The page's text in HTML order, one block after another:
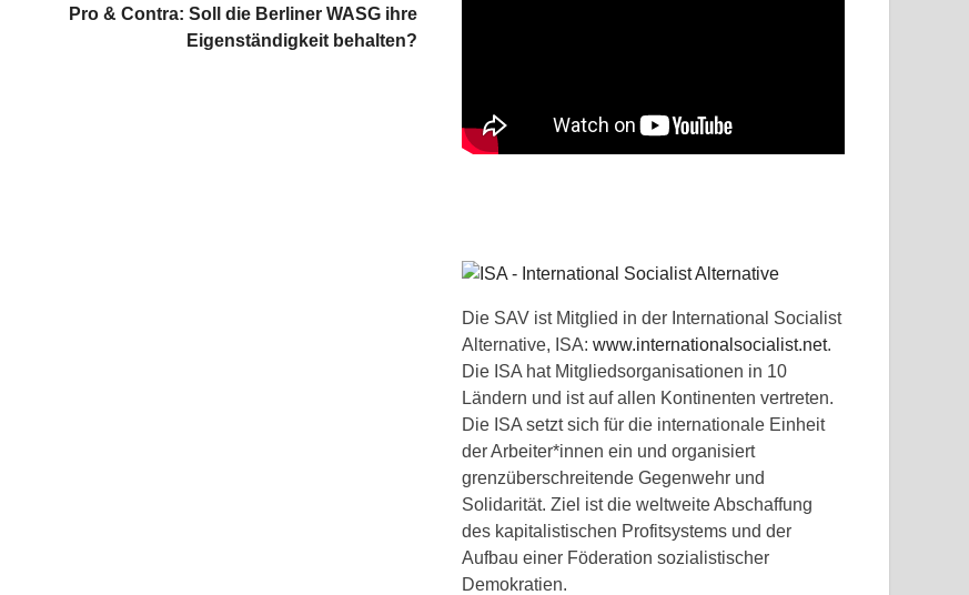
Pro & Contra: Soll die Berliner WASG ihre
Eigenständigkeit behalten?
Die SAV ist Mitglied in der International Socialist
Alternative, ISA:www.internationalsocialist.net.
Die ISA hat Mitgliedsorganisationen in 10
Ländern und ist auf allen Kontinenten vertreten.
Die ISA setzt sich für die internationale Einheit
der Arbeiter*innen ein und organisiert
grenzüberschreitende Gegenwehr und
Solidarität. Ziel ist die weltweite Abschaffung
des kapitalistischen Profitsystems und der
Aufbau einer Föderation sozialistischer
Demokratien.